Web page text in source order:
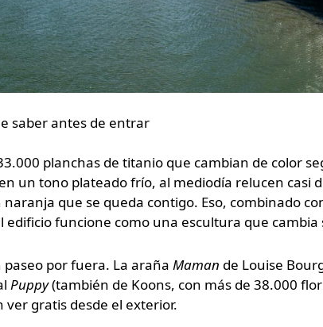
saber antes de entrar
planchas de titanio que cambian de color
un tono plateado frío, al mediodía relucen casi
que se queda contigo. Eso, combinado
edificio funcione como una escultura que
por fuera. La araña Maman de Louise
Puppy(también de Koons, con más de 38.000
ver gratis desde el exterior.